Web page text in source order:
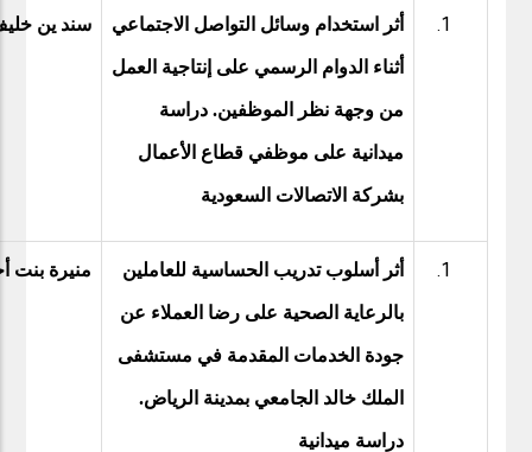
أثر استخدام وسائل التواصل الاجتماعي
أثناء الدوام الرسمي على إنتاجية العمل
من وجهة نظر الموظفين. دراسة
ميدانية على موظفي قطاع الأعمال
بشركة الاتصالات السعودية
سند ين
أثر أسلوب تدريب الحساسية للعاملين
بالرعاية الصحية على رضا العملاء عن
جودة الخدمات المقدمة في مستشفى
الملك خالد الجامعي بمدينة الرياض.
دراسة ميدانية
منيرة بنت